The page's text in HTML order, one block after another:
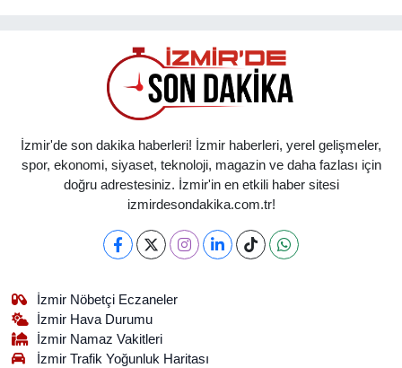
İzmir'de son dakika haberleri! İzmir haberleri, yerel gelişmeler,
spor, ekonomi, siyaset, teknoloji, magazin ve daha fazlası için
doğru adrestesiniz. İzmir'in en etkili haber sitesi
izmirdesondakika.com.tr!
İzmir Nöbetçi Eczaneler
İzmir Hava Durumu
İzmir Namaz Vakitleri
İzmir Trafik Yoğunluk Haritası